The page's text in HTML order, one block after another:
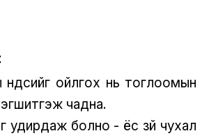
ойлгох нь тоглоомын
чадна.
удирдаж болно - ёс зүй чухал